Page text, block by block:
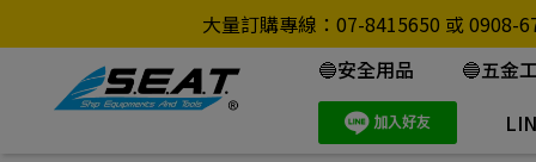
大量訂購專線：07-8415650 或 0908-
🔵安全用品
🔵五金